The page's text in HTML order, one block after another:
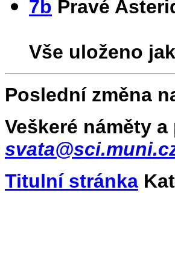
7b Pravé
Vše uloženo
Poslední změna
Veškeré náměty
Titulní stránka